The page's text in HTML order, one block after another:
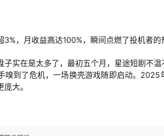
，月收益高达100%，瞬间点燃了投机者的
子实在是太多了，最初五个月，星途短剧不
嗅到了危机，一场换壳游戏随即启动。2025
大。